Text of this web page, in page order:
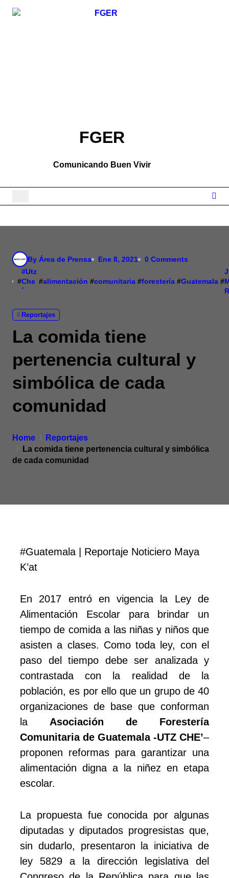
FGER
Comunicando Buen Vivir
By Área de Prensa Ene 8, 2021 0 Comments
#
#Utz
Che
´
#alimentación #comunitaria #forestería #Guatemala #
Reportajes
La comida tiene
pertenencia cultural y
simbólica de cada
comunidad
Home
Reportajes
La comida tiene pertenencia cultural y simbólica
de cada comunidad
#Guatemala | Reportaje Noticiero Maya
K’at
En 2017 entró en vigencia la Ley de
Alimentación Escolar para brindar un
tiempo de comida a las niñas y niños que
asisten a clases. Como toda ley, con el
paso del tiempo debe ser analizada y
contrastada con la realidad de la
población, es por ello que un grupo de 40
organizaciones de base que conforman
la Asociación de Forestería
Comunitaria de Guatemala -UTZ CHE’–
proponen reformas para garantizar una
alimentación digna a la niñez en etapa
escolar.
La propuesta fue conocida por algunas
diputadas y diputados progresistas que,
sin dudarlo, presentaron la iniciativa de
ley 5829 a la dirección legislativa del